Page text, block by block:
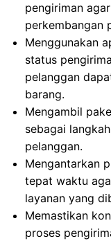
pengiriman
perkembangan
Menggunakan
status
pelanggan
barang.
Mengambil
sebagai
pelanggan.
Mengantarkan
tepat waktu
layanan yang
Memastikan
proses